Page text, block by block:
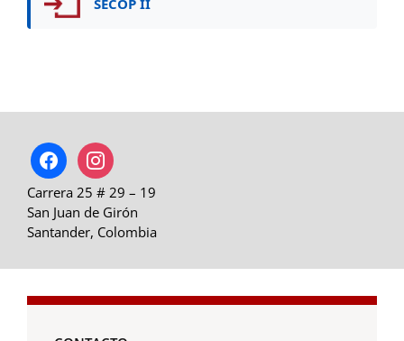
SECOP II
facebookinstagram
Carrera 25 # 29 – 19
San Juan de Girón
Santander, Colombia